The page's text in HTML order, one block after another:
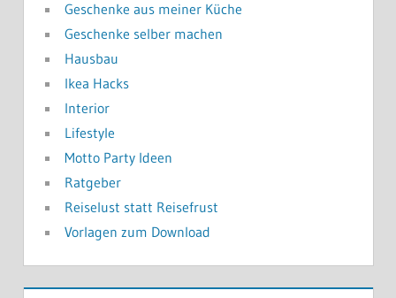
Geschenke aus meiner Küche
Geschenke selber machen
Hausbau
Ikea Hacks
Interior
Lifestyle
Motto Party Ideen
Ratgeber
Reiselust statt Reisefrust
Vorlagen zum Download